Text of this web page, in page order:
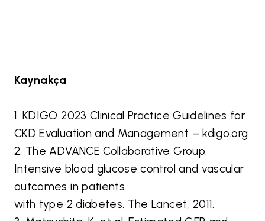
Kaynakça
1. KDIGO 2023 Clinical Practice Guidelines for
CKD Evaluation and Management – kdigo.org
2. The ADVANCE Collaborative Group.
Intensive blood glucose control and vascular
outcomes in patients
with type 2 diabetes. The Lancet, 2011.